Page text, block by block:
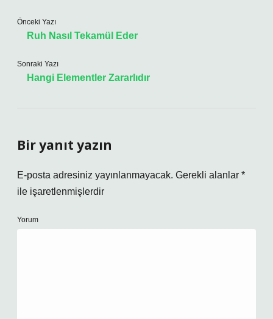
Önceki Yazı
Ruh Nasıl Tekamül Eder
Sonraki Yazı
Hangi Elementler Zararlıdır
Bir yanıt yazın
E-posta adresiniz yayınlanmayacak. Gerekli alanlar *
ile işaretlenmişlerdir
Yorum